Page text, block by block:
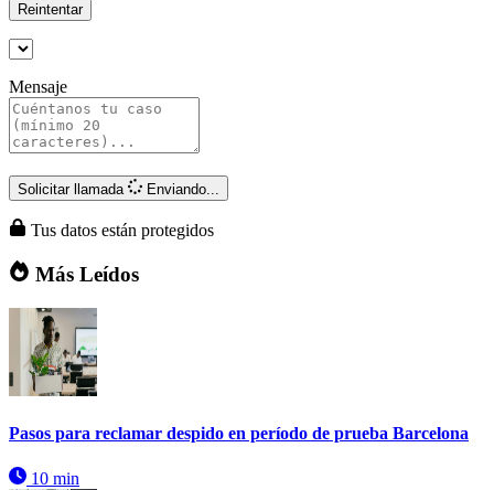
Reintentar
Mensaje
Solicitar llamada Enviando...
Tus datos están protegidos
Más Leídos
Pasos para reclamar despido en período de prueba Barcelona
10 min